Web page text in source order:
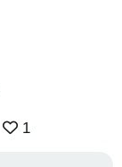
1